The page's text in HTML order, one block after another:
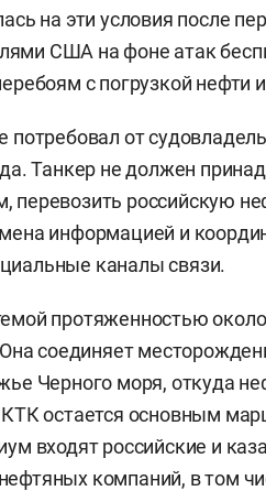
на эти условия после
США на фоне атак
с погрузкой нефти
от
Танкер не должен
российскую
информацией и
каналы связи.
протяженностью
соединяет
Черного моря, откуда
остается основным
входят российские и
компаний, в том